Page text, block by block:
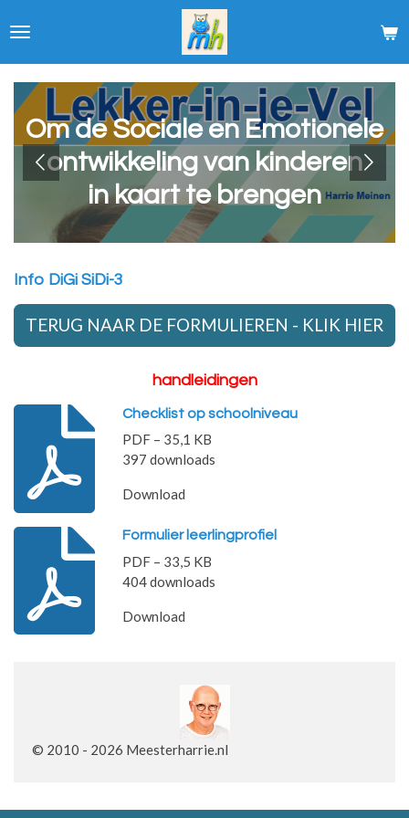
direct
hoofdinhoud
Om de Sociale en Emotionele
ontwikkeling van kinderen
in kaart te brengen
Info DiGi SiDi-3
TERUG NAAR DE FORMULIEREN - KLIK HIER
handleidingen
Checklist op schoolniveau
PDF – 35,1 KB
397 downloads
Download
Formulier leerlingprofiel
PDF – 33,5 KB
404 downloads
Download
© 2010 - 2026 Meesterharrie.nl